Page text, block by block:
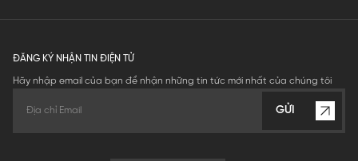
ĐĂNG KÝ NHẬN TIN ĐIỆN TỬ
Hãy nhập email của bạn để nhận những tin tức mới nhất của chúng tôi
GỬI